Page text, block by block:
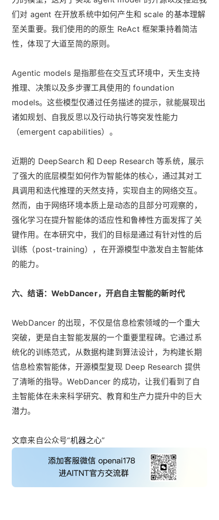
们对 agent 在开放系统中如何产生和 scale 的基本理解
至关重要。我们使用的的原生 ReAct 框架秉持着简洁
性，体现了大道至简的原则。
Agentic models 是指那些在交互式环境中，天生支持
推理、决策以及多步骤工具使用的 foundation
models。这些模型仅通过任务描述的提示，就能展现出
诸如规划、自我反思以及行动执行等突发性能力
（emergent capabilities）。
近期的 DeepSearch 和 Deep Research 等系统，展示
了强大的底层模型如何作为智能体的核心，通过其对工
具调用和迭代推理的天然支持，实现自主的网络交互。
然而，由于网络环境本质上是动态的且部分可观察的，
强化学习在提升智能体的适应性和鲁棒性方面发挥了关
键作用。在本研究中，我们的目标是通过有针对性的后
训练（post-training），在开源模型中激发自主智能体
的能力。
六、结语：WebDancer，开启自主智能的新时代
WebDancer 的出现，不仅是信息检索领域的一个重大
突破，更是自主智能发展的一个重要里程碑。它通过系
统化的训练范式，从数据构建到算法设计，为构建长期
信息检索智能体，开源模型复现 Deep Research 提供
了清晰的指导。WebDancer 的成功，让我们看到了自
主智能体在未来科学研究、教育和生产力提升中的巨大
潜力。
文章来自公众号“机器之心”